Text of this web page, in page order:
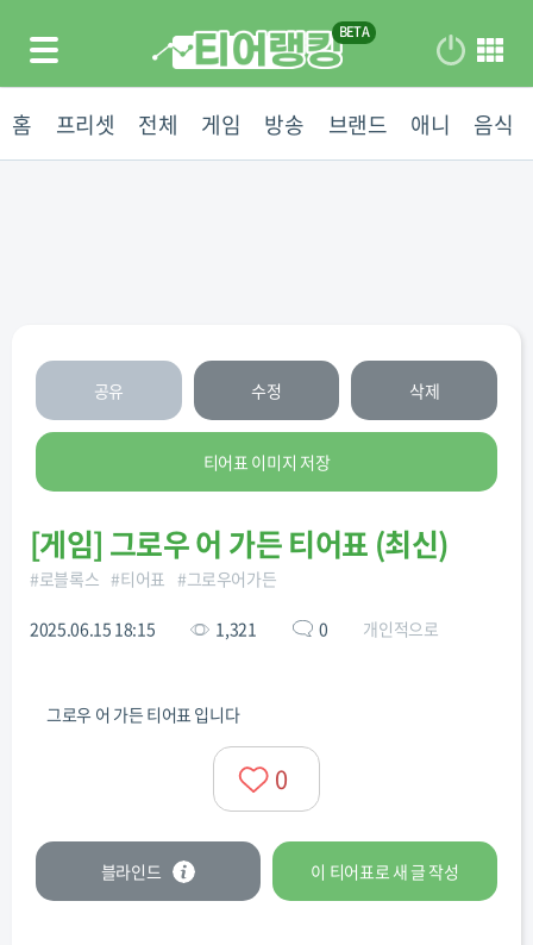
홈 프리셋 전체 게임 방송 브랜드 애니 음식
공유 수정 삭제
티어표 이미지 저장
[게임] 그로우 어 가든 티어표 (최신)
#로블록스 #티어표 #그로우어가든
2025.06.15 18:15 1,321 0 개인적으로
그로우 어 가든 티어표 입니다
0
블라인드 이 티어표로 새 글 작성